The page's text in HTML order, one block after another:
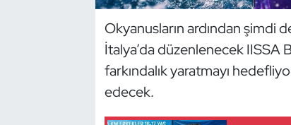
Okyanusların ardından şimdi
İtalya’da düzenlenecek IISSA
farkındalık yaratmayı
edecek.